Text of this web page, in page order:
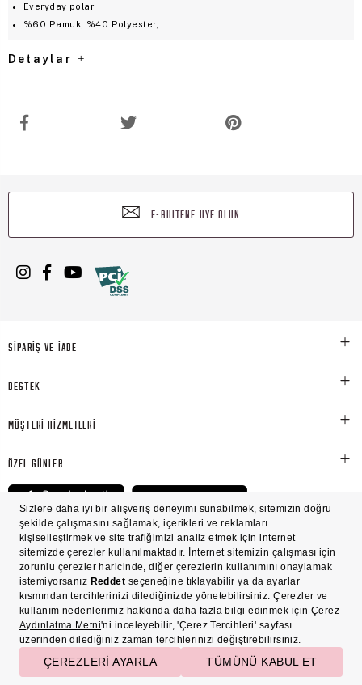
Everyday polar
%60 Pamuk, %40 Polyester,
Detaylar
E-BÜLTENE ÜYE OLUN
SİPARİŞ VE İADE
DESTEK
MÜŞTERİ HİZMETLERİ
ÖZEL GÜNLER
© Victoria's Secret Shaya Mağazacılık A.Ş. Franchise lisansı aracılığıyla işletilen ticari
markasıdır. Her hakkı saklıdır.
Süreç Bazlı Müşteri Aydınlatma Metni
Üyelik ve Gizlilik Sözleşmesi
İşlem Rehberi